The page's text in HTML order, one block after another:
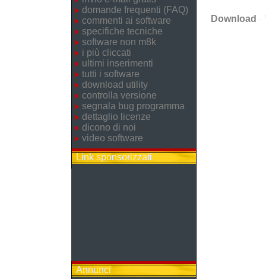
domande frequenti (FAQ)
commenti ai software
specifiche tecniche
software non m8k
i più cliccati
ultimi inserimenti
tutti i software
download utility
controlla versione
segnala bug programma
dettaglio licenze
dicono di noi
video software
Link sponsorizzati
Annunci
Download